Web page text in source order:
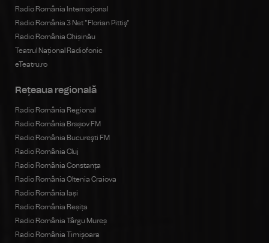
Radio România Internațional
Radio România 3 Net "Florian Pittiş"
Radio România Chișinău
Teatrul Național Radiofonic
eTeatru.ro
Rețeaua regională
Radio România Regional
Radio România Brașov FM
Radio România Bucureşti FM
Radio România Cluj
Radio România Constanța
Radio România Oltenia Craiova
Radio România Iași
Radio România Reșița
Radio România Târgu Mureș
Radio România Timișoara